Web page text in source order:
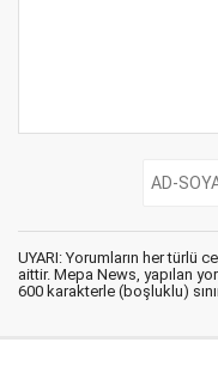
UYARI: Yorumların her türlü
aittir. Mepa News, yapılan
600 karakterle (boşluklu)